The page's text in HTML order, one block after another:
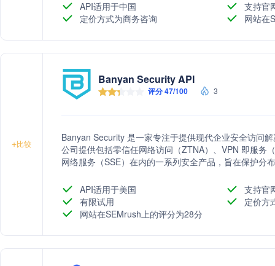
API适用于中国
支持官
定价方式为商务咨询
网站在
+比较
Banyan Security API
评分 47/100 3
Banyan Security 是一家专注于提供现代企业安全访问
公司提供包括零信任网络访问（ZTNA）、VPN 即服务
网络服务（SSE）在内的一系列安全产品，旨在保护分
API适用于美国
支持官
有限试用
定价方
网站在SEMrush上的评分为28分